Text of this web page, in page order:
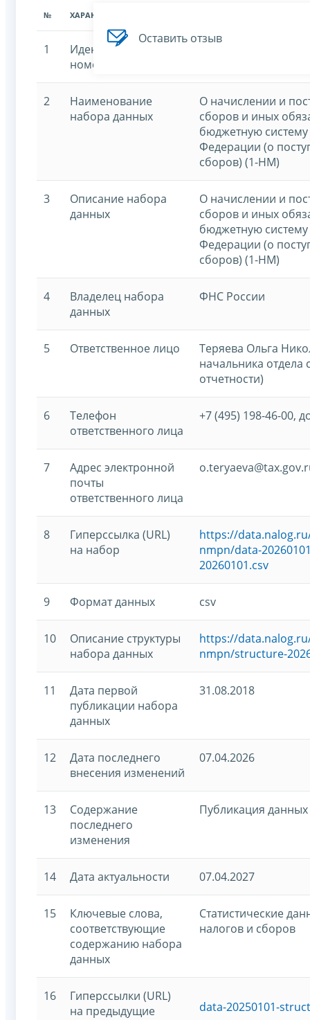
№ ХАРАКТЕРИСТИКА
1
Идентификационный
номер
2
Наименование
набора данных
О начислении и
сборов и иных
бюджетную
Федерации (о
сборов) (1-НМ)
3
Описание набора
данных
О начислении и
сборов и иных
бюджетную
Федерации (о
сборов) (1-НМ)
4
Владелец набора
данных
ФНС России
5 Ответственное лицо
Теряева Ольга
начальника отдела
отчетности)
6
Телефон
ответственного лица
+7 (495) 198-46-00,
7
Адрес электронной
почты
ответственного лица
8
Гиперссылка (URL)
на набор
https://
nmpn/data-
20260101.csv
9 Формат данных csv
10
Описание структуры
набора данных
https://
nmpn/structure-
11
Дата первой
публикации набора
данных
31.08.2018
12
Дата последнего
внесения изменений
07.04.2026
13
Содержание
последнего
изменения
Публикация данных
14 Дата актуальности 07.04.2027
15
Ключевые слова,
соответствующие
содержанию набора
данных
Статистические
налогов и сборов
16
Гиперссылки (URL)
на предыдущие
data-20250101-
Оставить отзыв